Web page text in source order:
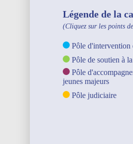
Légende de la
(Cliquez sur les points
Pôle
Pôle de soutien à
Pôle
jeunes majeurs
Pôle judiciaire